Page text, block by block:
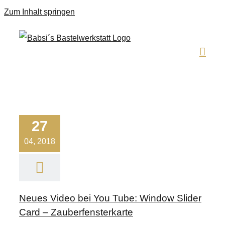
Zum Inhalt springen
27
04, 2018
Neues Video bei You Tube: Window Slider
Card – Zauberfensterkarte